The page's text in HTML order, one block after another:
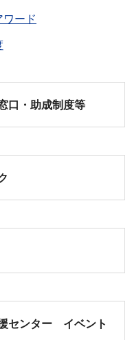
ード
口・助成制度等
センター イベント